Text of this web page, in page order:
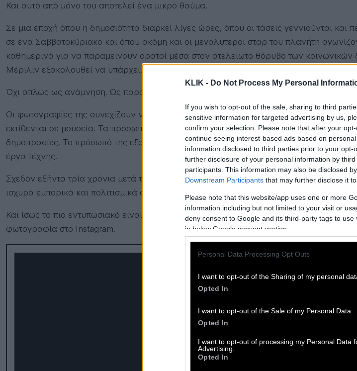
KLIK - Do Not Process My Personal
If you wish to opt-out of the sale, sharing to third
sensitive information for targeted advertising by us,
confirm your selection. Please note that after your
continue seeing interest-based ads based on
information disclosed to third parties prior to your
further disclosure of your personal information by
participants. This information may also be disclosed
Downstream Participants that may further disclose it
Please note that this website/app uses one or more
information including but not limited to your visit or
deny consent to Google and its third-party tags to
in below Google consent section.
Personal Data Processing Opt Outs
I want to opt-out of the Sharing of my personal
Opted In
I want to opt-out of the Sale of my Personal Data.
Opted In
I want to opt-out of processing my Personal Data
Advertising.
Opted In
Και αυτό από μόνο του αποτελεί ένα μικρό θαύμα.
Σε μια εποχή όπου η δημοσιότητα διαρκεί λίγες ώρες, όπου οι τάσεις γεννιούνται και
σε ένα Σαββατοκύριακο και όπου ακόμη και οι μεγαλύτεροι σταρ του πλανήτη
καθημερινά για να παραμείνουν ορατοί μέσα στον ατελείωτο θόρυβο των κοινωνικών
Μέριλιν εξακολουθεί να υπάρχει.
Όχι απλώς ως ανάμνηση. Ως παρουσία.
Οι φωτογραφίες της συνεχίζουν να γίνονται εξώφυλλα. Τα φορέματά της
εκτίθενται σε μουσεία. Τα προσωπικά της αντικείμενα πωλούνται για εκατομμύρια
δημοπρασίες. Το πρόσωπό της εξακολουθεί να τυπώνεται σε αφίσες, βιβλία, πίνακες,
έργα τέχνης.
Σχεδόν εξήντα τρία χρόνια μετά τον θάνατό της, η Μέριλιν Μονρόε παραμένει ένα
ισχυρά εμπορικά και πολιτισμικά σύμβολα στον κόσμο.
Και ίσως το πιο εντυπωσιακό είναι ότι πέτυχε όλη αυτή την επιρροή χωρίς να ανεβάσει
φωτογραφία στο Instagram.